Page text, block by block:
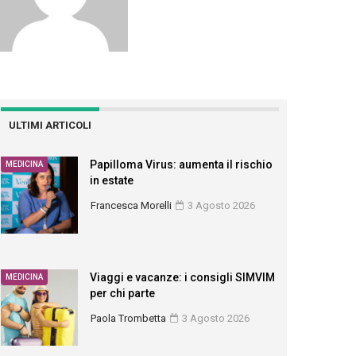
ULTIMI ARTICOLI
MEDICINA
Papilloma Virus: aumenta il rischio
in estate
Francesca Morelli 3 Agosto 2026
MEDICINA
Viaggi e vacanze: i consigli SIMVIM
per chi parte
Paola Trombetta 3 Agosto 2026